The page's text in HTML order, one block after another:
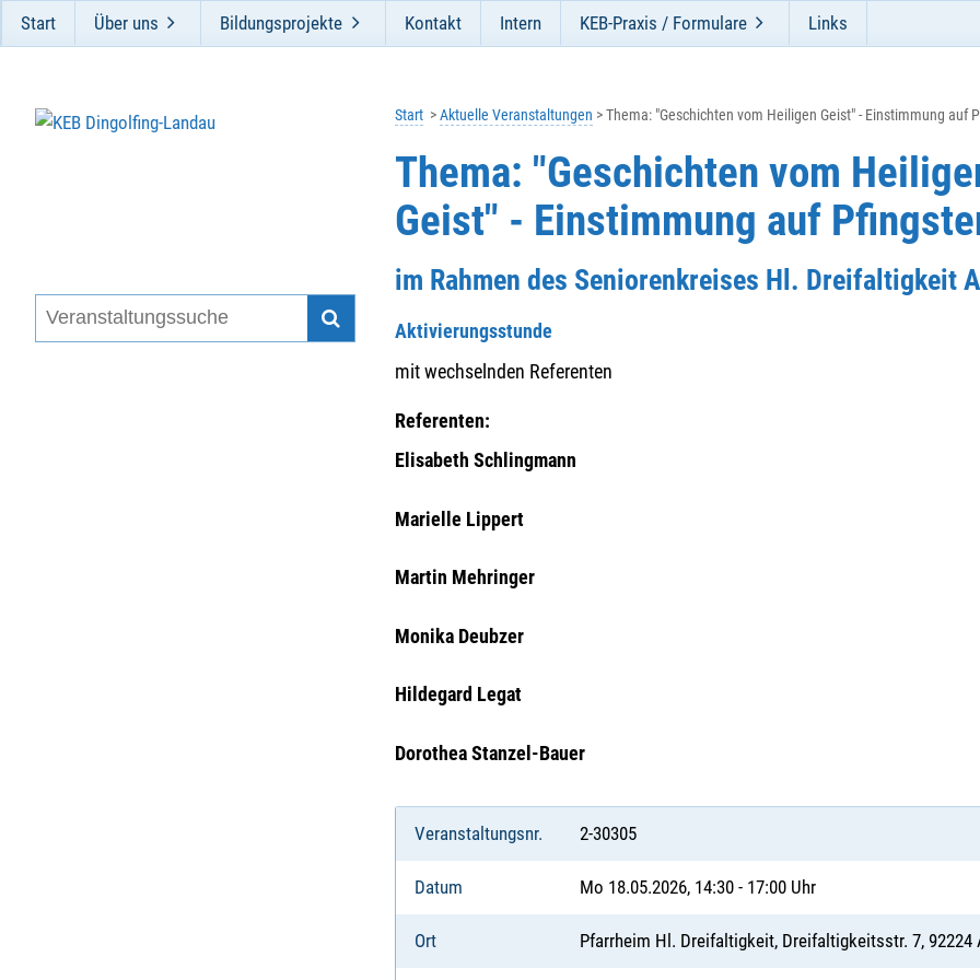
Start Über uns Bildungsprojekte Kontakt Intern KEB-Praxis / Formulare Links
Start Aktuelle Veranstaltungen Thema: "Geschichten vom Heiligen Geist" - Einstimmung auf
Thema: "Geschichten vom
Geist" - Einstimmung auf
im Rahmen des Seniorenkreises Hl. Dreifaltigkeit
Aktivierungsstunde
mit wechselnden Referenten
Referenten:
Elisabeth Schlingmann
Marielle Lippert
Martin Mehringer
Monika Deubzer
Hildegard Legat
Dorothea Stanzel-Bauer
Veranstaltungsnr. 2-30305
Datum Mo 18.05.2026, 14:30 - 17:00 Uhr
Ort Pfarrheim Hl. Dreifaltigkeit, Dreifaltigkeitsstr. 7, 92224